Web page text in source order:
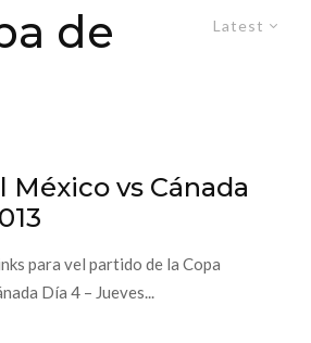
Latest
de
México vs Cánada
para vel partido de la Copa
Día 4 – Jueves...